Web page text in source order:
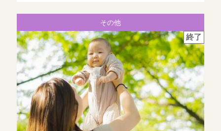
その他
終了